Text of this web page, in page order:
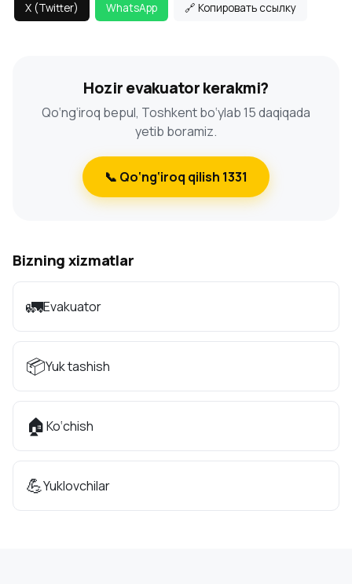
X (Twitter) WhatsApp 🔗 Копировать ссылку
Hozir evakuator kerakmi?
Qo‘ng‘iroq bepul, Toshkent bo‘ylab 15 daqiqada
yetib boramiz.
📞 Qo‘ng‘iroq qilish 1331
Bizning xizmatlar
🚛Evakuator
📦Yuk tashish
🏠Ko‘chish
💪Yuklovchilar